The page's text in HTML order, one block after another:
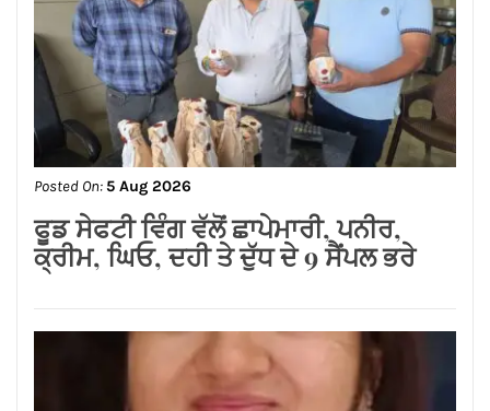
Posted On: 5 Aug 2026
एलायंस क्लब जालंधर वेस्ट ने 101 पौधे लगाकर
दिया पर्यावरण संरक्षण का संदेश